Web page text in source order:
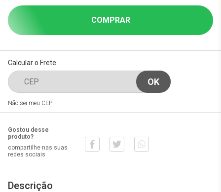
COMPRAR
Calcular o Frete
Não sei meu CEP
Gostou desse
produto?
compartilhe nas suas
redes sociais
Descrição